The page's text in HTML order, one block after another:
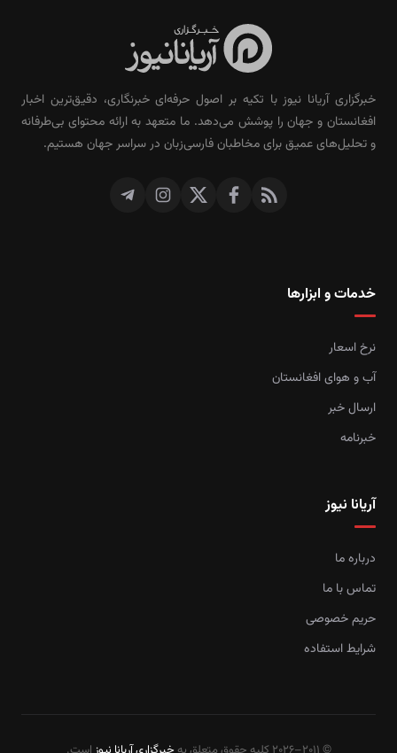
خبرگزاری آریانا نیوز با تکیه بر اصول حرفه‌ای خبرنگاری، دقیق‌ترین اخبار
افغانستان و جهان را پوشش می‌دهد. ما متعهد به ارائه محتوای بی‌طرفانه
و تحلیل‌های عمیق برای مخاطبان فارسی‌زبان در سراسر جهان هستیم.
خدمات و ابزارها
نرخ اسعار
آب و هوای افغانستان
ارسال خبر
خبرنامه
آریانا نیوز
درباره ما
تماس با ما
حریم خصوصی
شرایط استفاده